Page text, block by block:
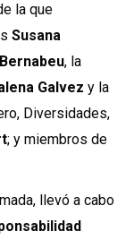
la que
Susana
, la
Galvez y la
Diversidades,
; y miembros de
llevó a cabo